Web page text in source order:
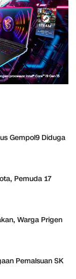
Gempol9 Diduga
Pemuda 17
Warga Prigen
Pemalsuan SK